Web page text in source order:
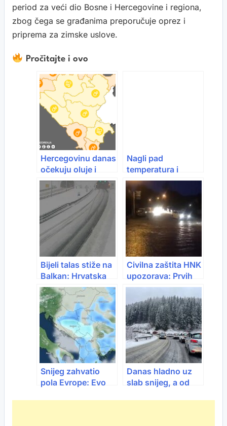
period za veći dio Bosne i Hercegovine i regiona,
zbog čega se građanima preporučuje oprez i
priprema za zimske uslove.
Pročitajte i ovo
Hercegovinu danas
očekuju oluje i
obilne padavine:
Upaljen
narandžasti
meteoalarm
Nagli pad
temperatura i
snijeg u BiH i
regionu
Bijeli talas stiže na
Balkan: Hrvatska
već pod snijegom,
BiH sljedeća na
udaru
Civilna zaštita HNK
upozorava: Prvih
dana januara stiže
“težak” val
vremena
Snijeg zahvatio
pola Evrope: Evo
Danas hladno uz
slab snijeg, a od